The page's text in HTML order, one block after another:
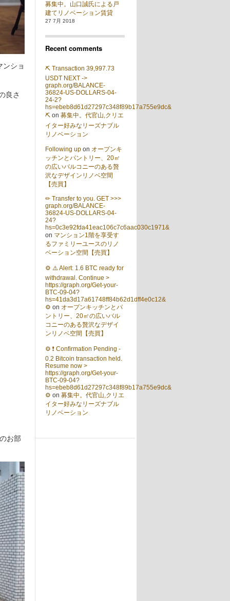
ショ
良さ
お部
募集中。山口誠氏による戸
建てリノベーション賃貸
27 7月 2018
Recent comments
⛏ Transaction 39,997.73
USDT NEXT ->
graph.org/BALANCE-
36824-US-DOLLARS-04-
24-2?
hs=ebeb8d61d27297c348f89b17a755e9dc&
⛏ on 募集中。代官山,クリエ
イター好みなリーズナブル
リノベーション
Following up on オープンキ
ッチンとパントリー、20㎡
の広いバルコニーのある贅
沢なデザインリノベ空間
【売買】
✏ Transfer to you. GET >>>
graph.org/BALANCE-
36824-US-DOLLARS-04-
24?
hs=0c3e92fda41eac106c7c6aac030c1971&
on マンション1階を享受す
るファミリーユースのリノ
ベーション空間【売買】
⚙ ⚠️ Alert: 1.6 BTC ready for
withdrawal. Continue >
https://graph.org/Get-your-
BTC-09-04?
hs=41da3d17a61748ff84b62d1dff4e0c12&
⚙ on オープンキッチンとパ
ントリー、20㎡の広いバル
コニーのある贅沢なデザイ
ンリノベ空間【売買】
⚙ ❗ Confirmation Pending -
0.2 Bitcoin transaction held.
Resume now >
https://graph.org/Get-your-
BTC-09-04?
hs=ebeb8d61d27297c348f89b17a755e9dc&
⚙ on 募集中。代官山,クリエ
イター好みなリーズナブル
リノベーション